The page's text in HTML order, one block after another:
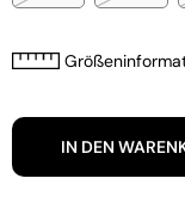
IN DEN